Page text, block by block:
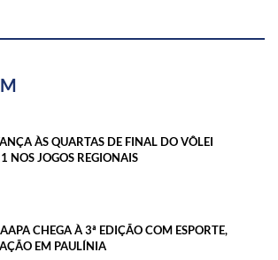
ÀS QUARTAS DE FINAL DO VÔLEI
NOS JOGOS REGIONAIS
CHEGA À 3ª EDIÇÃO COM ESPORTE,
EM PAULÍNIA